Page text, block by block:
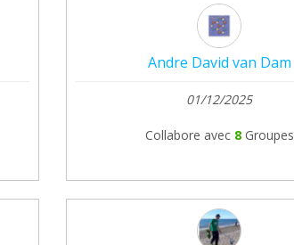
Andre David van Dam
01/12/2025
Collabore avec 8 Groupes